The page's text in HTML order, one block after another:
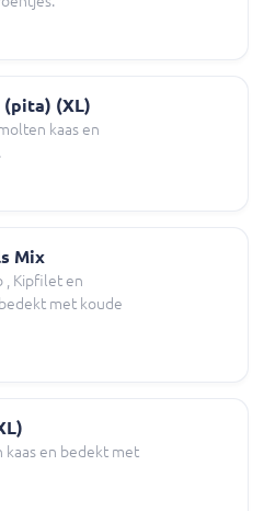
(pita) (XL)
kaas en
Mix
, Kipfilet en
met koude
kaas en bedekt met